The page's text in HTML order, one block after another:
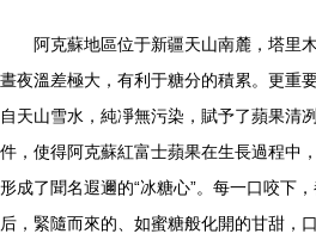
阿克蘇地區位于新疆天山南麓，塔里
晝夜溫差極大，有利于糖分的積累。更重
自天山雪水，純凈無污染，賦予了蘋果清
件，使得阿克蘇紅富士蘋果在生長過程中
形成了聞名遐邇的“冰糖心”。每一口咬下
后，緊隨而來的、如蜜糖般化開的甘甜，口